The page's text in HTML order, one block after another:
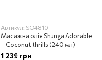
Артикул: SO4810
Масажна олія Shunga Adorable
– Coconut thrills (240 мл)
1 239 грн